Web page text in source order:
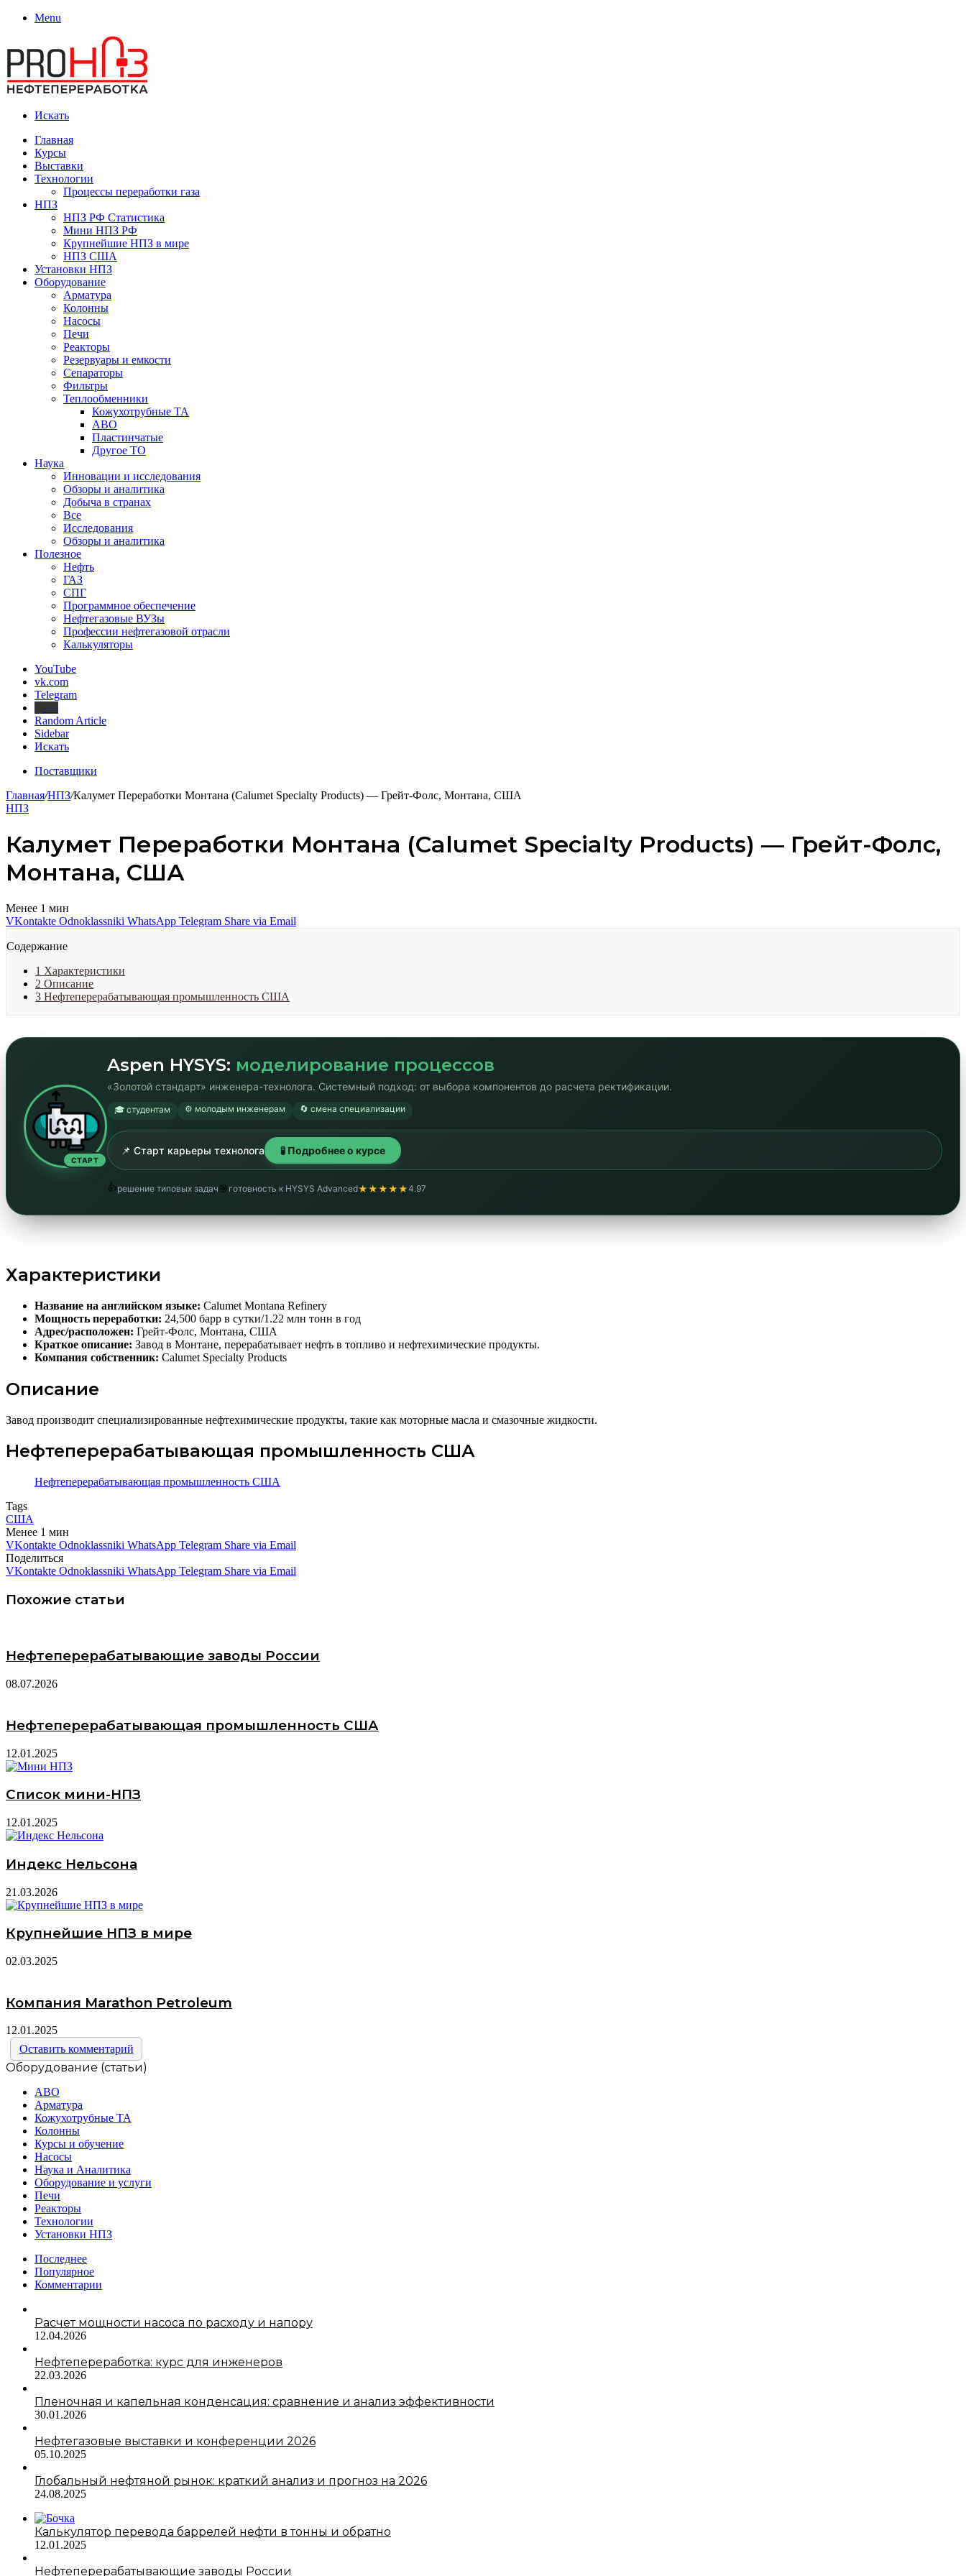
Menu
Искать
Главная
Курсы
Выставки
Технологии
Процессы переработки газа
НПЗ
НПЗ РФ Статистика
Мини НПЗ РФ
Крупнейшие НПЗ в мире
НПЗ США
Установки НПЗ
Оборудование
Арматура
Колонны
Насосы
Печи
Реакторы
Резервуары и емкости
Сепараторы
Фильтры
Теплообменники
Кожухотрубные ТА
АВО
Пластинчатые
Другое ТО
Наука
Инновации и исследования
Обзоры и аналитика
Добыча в странах
Все
Исследования
Обзоры и аналитика
Полезное
Нефть
ГАЗ
СПГ
Программное обеспечение
Нефтегазовые ВУЗы
Профессии нефтегазовой отрасли
Калькуляторы
YouTube
vk.com
Telegram
Random Article
Sidebar
Искать
Поставщики
Главная/НПЗ/Калумет Переработки Монтана (Calumet Specialty Products) — Грейт-Фолс, Монтана, США
НПЗ
Калумет Переработки Монтана (Calumet Specialty Products) — Грейт-Фолс,
Монтана, США
Менее 1 мин
VKontakte Odnoklassniki WhatsApp Telegram Share via Email
Содержание
1 Характеристики
2 Описание
3 Нефтеперерабатывающая промышленность США
СТАРТ
Aspen HYSYS: моделирование процессов
«Золотой стандарт» инженера-технолога. Системный подход: от выбора компонентов до расчета ректификации.
🎓 студентам ⚙️ молодым инженерам 🔄 смена специализации
📌 Старт карьеры технолога 🧪 Подробнее о курсе
👍решение типовых задач 🎯 готовность к HYSYS Advanced★★★★★4.97
Характеристики
Название на английском языке: Calumet Montana Refinery
Мощность переработки: 24,500 барр в сутки/1.22 млн тонн в год
Адрес/расположен: Грейт-Фолс, Монтана, США
Краткое описание: Завод в Монтане, перерабатывает нефть в топливо и нефтехимические продукты.
Компания собственник: Calumet Specialty Products
Описание
Завод производит специализированные нефтехимические продукты, такие как моторные масла и смазочные жидкости.
Нефтеперерабатывающая промышленность США
Нефтеперерабатывающая промышленность США
Tags
США
Менее 1 мин
VKontakte Odnoklassniki WhatsApp Telegram Share via Email
Поделиться
VKontakte Odnoklassniki WhatsApp Telegram Share via Email
Похожие статьи
Нефтеперерабатывающие заводы России
08.07.2026
Нефтеперерабатывающая промышленность США
12.01.2025
Список мини-НПЗ
12.01.2025
Индекс Нельсона
21.03.2026
Крупнейшие НПЗ в мире
02.03.2025
Компания Marathon Petroleum
12.01.2025
Оставить комментарий
Оборудование (статьи)
АВО
Арматура
Кожухотрубные ТА
Колонны
Курсы и обучение
Насосы
Наука и Аналитика
Оборудование и услуги
Печи
Реакторы
Технологии
Установки НПЗ
Последнее
Популярное
Комментарии
Расчет мощности насоса по расходу и напору
12.04.2026
Нефтепереработка: курс для инженеров
22.03.2026
Пленочная и капельная конденсация: сравнение и анализ эффективности
30.01.2026
Нефтегазовые выставки и конференции 2026
05.10.2025
Глобальный нефтяной рынок: краткий анализ и прогноз на 2026
24.08.2025
Калькулятор перевода баррелей нефти в тонны и обратно
12.01.2025
Нефтеперерабатывающие заводы России